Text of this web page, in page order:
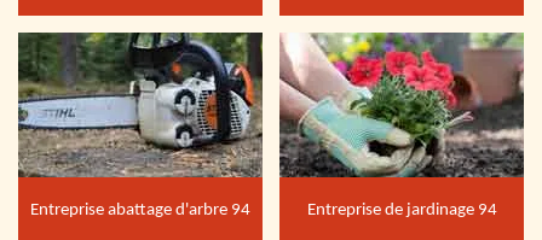
Entreprise abattage d'arbre 94 Entreprise de jardinage 94